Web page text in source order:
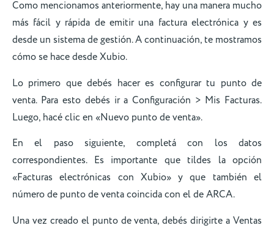
Como mencionamos anteriormente, hay una manera mucho
más fácil y rápida de emitir una factura electrónica y es
desde un sistema de gestión. A continuación, te mostramos
cómo se hace desde Xubio.
Lo primero que debés hacer es configurar tu punto de
venta. Para esto debés ir a Configuración > Mis Facturas.
Luego, hacé clic en «Nuevo punto de venta».
En el paso siguiente, completá con los datos
correspondientes. Es importante que tildes la opción
«Facturas electrónicas con Xubio» y que también el
número de punto de venta coincida con el de ARCA.
Una vez creado el punto de venta, debés dirigirte a Ventas